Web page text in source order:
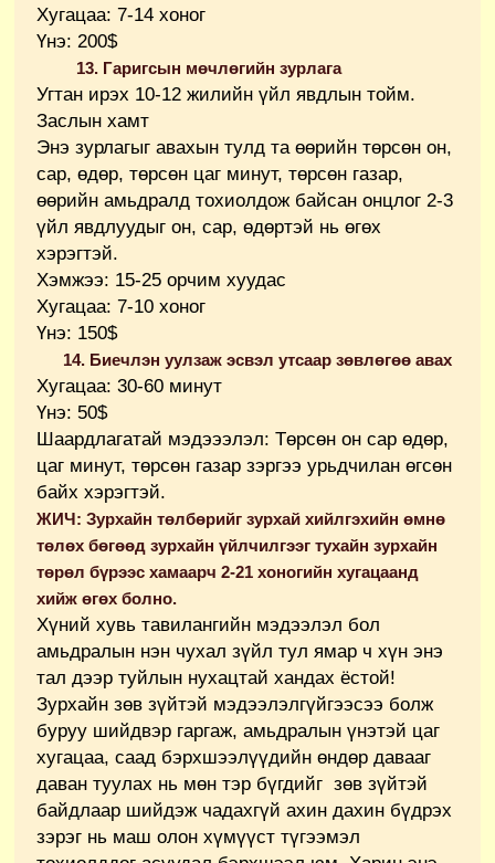
Хугацаа: 7-14 хоног
Үнэ: 200$
13. Гаригсын мөчлөгийн зурлага
Угтан ирэх 10-12 жилийн үйл явдлын тойм.
Заслын хамт
Энэ зурлагыг авахын тулд та өөрийн төрсөн он,
сар, өдөр, төрсөн цаг минут, төрсөн газар,
өөрийн амьдралд тохиолдож байсан онцлог 2-3
үйл явдлуудыг он, сар, өдөртэй нь өгөх
хэрэгтэй.
Хэмжээ: 15-25 орчим хуудас
Хугацаа: 7-10 хоног
Үнэ: 150$
14. Биечлэн уулзаж эсвэл утсаар зөвлөгөө авах
Хугацаа: 30-60 минут
Үнэ: 50$
Шаардлагатай мэдэээлэл: Төрсөн он сар өдөр,
цаг минут, төрсөн газар зэргээ урьдчилан өгсөн
байх хэрэгтэй.
ЖИЧ: Зурхайн төлбөрийг зурхай хийлгэхийн өмнө
төлөх бөгөөд зурхайн үйлчилгээг тухайн зурхайн
төрөл бүрээс хамаарч 2-21 хоногийн хугацаанд
хийж өгөх болно.
Хүний хувь тавилангийн мэдээлэл бол
амьдралын нэн чухал зүйл тул ямар ч хүн энэ
тал дээр туйлын нухацтай хандах ёстой!
Зурхайн зөв зүйтэй мэдээлэлгүйгээсээ болж
буруу шийдвэр гаргаж, амьдралын үнэтэй цаг
хугацаа, саад бэрхшээлүүдийн өндөр давааг
даван туулах нь мөн тэр бүгдийг зөв зүйтэй
байдлаар шийдэж чадахгүй ахин дахин бүдрэх
зэрэг нь маш олон хүмүүст түгээмэл